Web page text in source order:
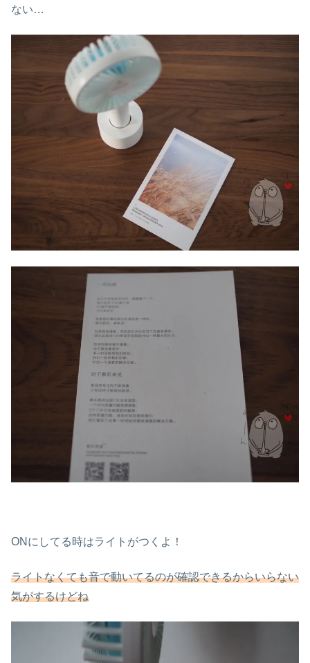
ない…
ONにしてる時はライトがつくよ！
ライトなくても音で動いてるのが確認できるからいらない
気がするけどね